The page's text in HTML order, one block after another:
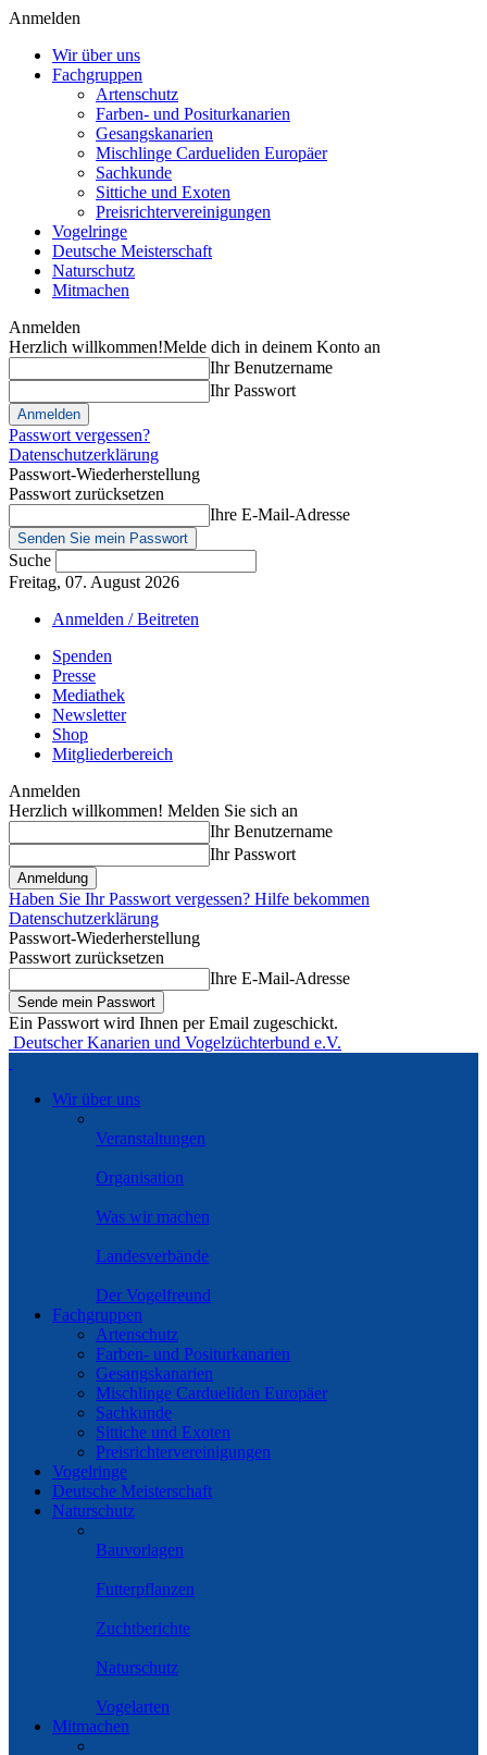
Anmelden
Wir über uns
Fachgruppen
Artenschutz
Farben- und Positurkanarien
Gesangskanarien
Mischlinge Cardueliden Europäer
Sachkunde
Sittiche und Exoten
Preisrichtervereinigungen
Vogelringe
Deutsche Meisterschaft
Naturschutz
Mitmachen
Anmelden
Herzlich willkommen!Melde dich in deinem Konto an
Ihr Benutzername
Ihr Passwort
Passwort vergessen?
Datenschutzerklärung
Passwort-Wiederherstellung
Passwort zurücksetzen
Ihre E-Mail-Adresse
Suche
Freitag, 07. August 2026
Anmelden / Beitreten
Spenden
Presse
Mediathek
Newsletter
Shop
Mitgliederbereich
Anmelden
Herzlich willkommen! Melden Sie sich an
Ihr Benutzername
Ihr Passwort
Haben Sie Ihr Passwort vergessen? Hilfe bekommen
Datenschutzerklärung
Passwort-Wiederherstellung
Passwort zurücksetzen
Ihre E-Mail-Adresse
Ein Passwort wird Ihnen per Email zugeschickt.
Deutscher Kanarien und Vogelzüchterbund e.V.
Wir über uns
Veranstaltungen
Organisation
Was wir machen
Landesverbände
Der Vogelfreund
Fachgruppen
Artenschutz
Farben- und Positurkanarien
Gesangskanarien
Mischlinge Cardueliden Europäer
Sachkunde
Sittiche und Exoten
Preisrichtervereinigungen
Vogelringe
Deutsche Meisterschaft
Naturschutz
Bauvorlagen
Futterpflanzen
Zuchtberichte
Naturschutz
Vogelarten
Mitmachen